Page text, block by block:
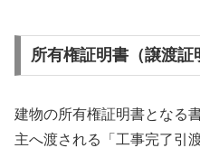
所有権証明書（譲渡証
建物の所有権証明書となる
主へ渡される「工事完了引